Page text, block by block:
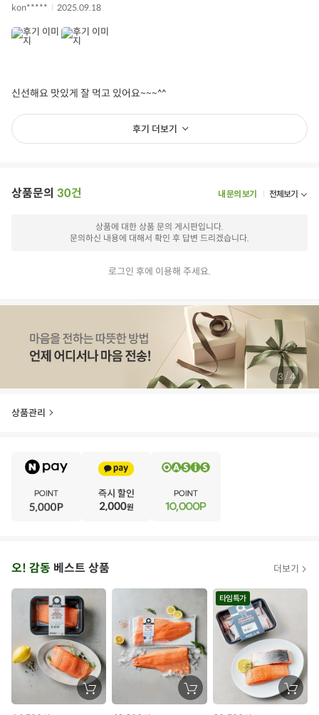
kon*****
2025.09.18
신선해요 맛있게 잘 먹고 있어요~~~^^
후기 더보기
상품문의 30건 내 문의 보기 전체보기
상품에 대한 상품 문의 게시판입니다.
문의하신 내용에 대해서 확인 후 답변 드리겠습니다.
로그인 후에 이용해 주세요.
4 /4
상품관리
아
시
인
오! 감동 베스트 상품 더보기
장
바
장
바
타임특가
장
바